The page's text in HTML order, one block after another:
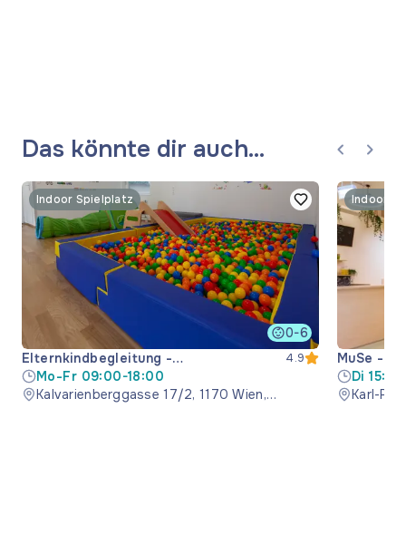
Das könnte dir auch
gefallen
Indoor Spielplatz
0-6
Elternkindbegleitung -
Indoorspielplatz
4.9
Mo-Fr 09:00-18:00
Kalvarienberggasse 17/2, 1170 Wien,
Indoor
MuSe -
Di
12:00-
Karl-